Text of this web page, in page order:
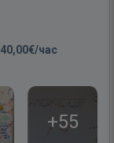
40,00€/час
+55